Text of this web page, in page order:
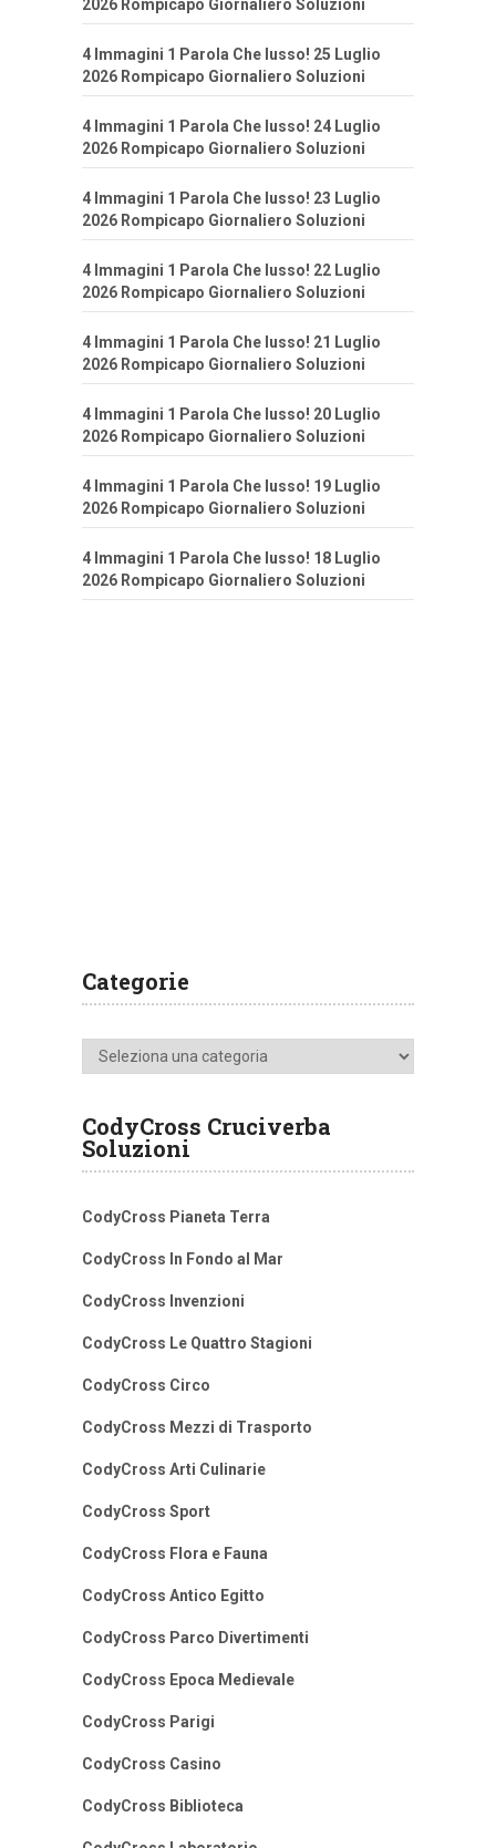
2026 Rompicapo Giornaliero Soluzioni
4 Immagini 1 Parola Che lusso! 25 Luglio
2026 Rompicapo Giornaliero Soluzioni
4 Immagini 1 Parola Che lusso! 24 Luglio
2026 Rompicapo Giornaliero Soluzioni
4 Immagini 1 Parola Che lusso! 23 Luglio
2026 Rompicapo Giornaliero Soluzioni
4 Immagini 1 Parola Che lusso! 22 Luglio
2026 Rompicapo Giornaliero Soluzioni
4 Immagini 1 Parola Che lusso! 21 Luglio
2026 Rompicapo Giornaliero Soluzioni
4 Immagini 1 Parola Che lusso! 20 Luglio
2026 Rompicapo Giornaliero Soluzioni
4 Immagini 1 Parola Che lusso! 19 Luglio
2026 Rompicapo Giornaliero Soluzioni
4 Immagini 1 Parola Che lusso! 18 Luglio
2026 Rompicapo Giornaliero Soluzioni
Categorie
Categorie
CodyCross Cruciverba
Soluzioni
CodyCross Pianeta Terra
CodyCross In Fondo al Mar
CodyCross Invenzioni
CodyCross Le Quattro Stagioni
CodyCross Circo
CodyCross Mezzi di Trasporto
CodyCross Arti Culinarie
CodyCross Sport
CodyCross Flora e Fauna
CodyCross Antico Egitto
CodyCross Parco Divertimenti
CodyCross Epoca Medievale
CodyCross Parigi
CodyCross Casino
CodyCross Biblioteca